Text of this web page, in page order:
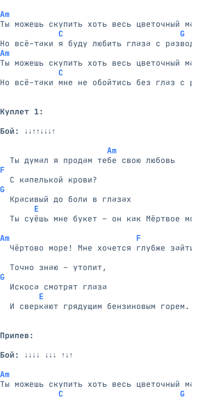
Am
            C                        G
Am
            C                             G
Но всё-таки мне не обойтись без глаз с
Куплет 1:
Бой:
↓↓↑↑↓↓↓↑
Am
F
G
  Красивый до боли в глазах
E
  Ты суёшь мне букет – он как Мёртвое море.
Am                          F
  Чёртово море! Мне хочется глубже зайти,
G
  Искоса смотрят глаза
E
  И сверкают грядущим бензиновым горем.
Припев:
Бой:
↓↓↓↓ ↓↓↓ ↑↓↑
Am
Ты можешь скупить хоть весь цветочный
C                        G